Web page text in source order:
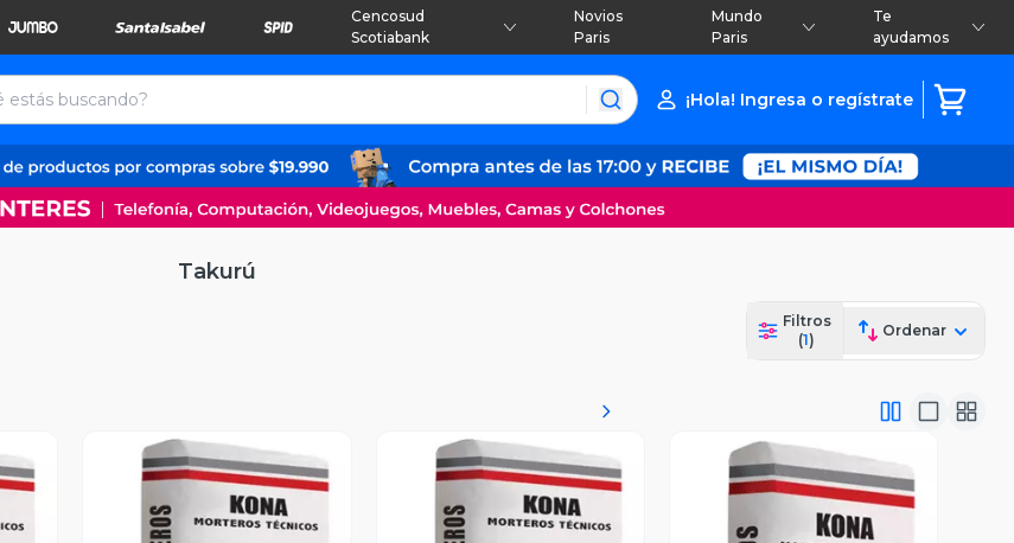
Cencosud
Scotiabank
Novios
Paris
Mundo
Paris
Te
ayudamos
¡Hola! Ingresa o regístrate
Takurú
Filtros
(1)
Ordenar